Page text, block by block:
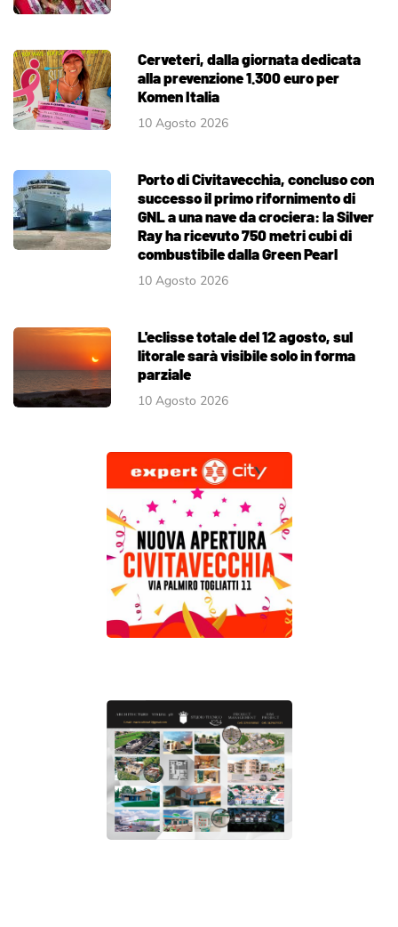
Cerveteri, dalla giornata dedicata
alla prevenzione 1.300 euro per
Komen Italia
10 Agosto 2026
Porto di Civitavecchia, concluso con
successo il primo rifornimento di
GNL a una nave da crociera: la Silver
Ray ha ricevuto 750 metri cubi di
combustibile dalla Green Pearl
10 Agosto 2026
L'eclisse totale del 12 agosto, sul
litorale sarà visibile solo in forma
parziale
10 Agosto 2026